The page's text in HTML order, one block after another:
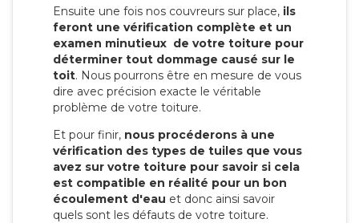
Ensuite une fois nos couvreurs sur place, ils
feront une vérification complète et un
examen minutieux de votre toiture pour
déterminer tout dommage causé sur le
toit. Nous pourrons être en mesure de vous
dire avec précision exacte le véritable
problème de votre toiture.
Et pour finir, nous procéderons à une
vérification des types de tuiles que vous
avez sur votre toiture pour savoir si cela
est compatible en réalité pour un bon
écoulement d'eau et donc ainsi savoir
quels sont les défauts de votre toiture.